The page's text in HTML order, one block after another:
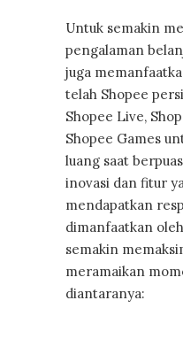
Untuk semakin
pengalaman
juga
telah Shopee
Shopee Live,
Shopee Games
luang saat
inovasi dan fitur
mendapatkan
dimanfaatkan
semakin
meramaikan
diantaranya: